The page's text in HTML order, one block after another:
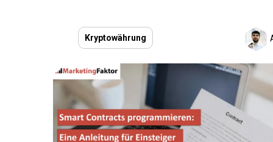
Kryptowährung